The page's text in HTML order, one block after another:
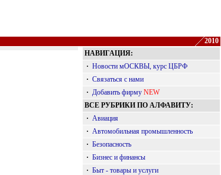
2010
НАВИГАЦИЯ:
· Новости мОСКВЫ, курс ЦБРФ
· Связаться с нами
· Добавить фирму NEW
ВСЕ РУБРИКИ ПО АЛФАВИТУ:
· Авиация
· Автомобильная промышленность
· Безопасность
· Бизнес и финансы
· Быт - товары и услуги